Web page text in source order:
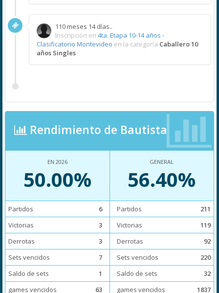
110 meses 14 días..
Inscripción en 4ta. Etapa 10-14 años -
Clasificatorio Montevideo en la categoría Caballero 10
años Singles
Rendimiento de Bautista
EN 2026
50.00%
Partidos
6
Victorias
3
Derrotas
3
Sets vencidos
7
Saldo de sets
1
games vencidos
63
GENERAL
56.40%
Partidos
211
Victorias
119
Derrotas
92
Sets vencidos
220
Saldo de sets
32
games vencidos
1837